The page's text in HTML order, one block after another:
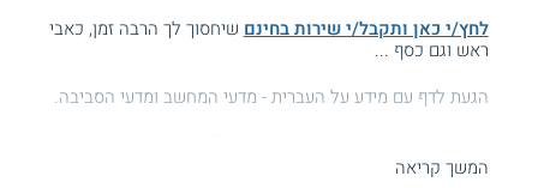
לחץ/י כאן ותקבל/י שירות בחינם שיחסוך לך הרבה זמן, כאבי
ראש וגם כסף ...
הגעת לדף עם מידע על העברית - מדעי המחשב ומדעי הסביבה.
עזרנו גם לך? דרג אותנו:המשך קריאה